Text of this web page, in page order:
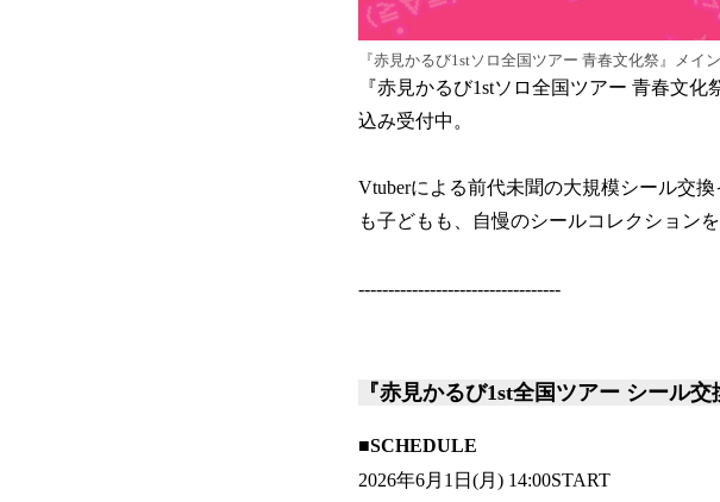
『赤見かるび1stソロ全国ツアー 青春文化祭』メイ
『赤見かるび1stソロ全国ツアー 青春文
込み受付中。
Vtuberによる前代未聞の大規模シール交
も子どもも、自慢のシールコレクション
----------------------------------
『赤見かるび1st全国ツアー シール
■SCHEDULE
2026年6月1日(月) 14:00START